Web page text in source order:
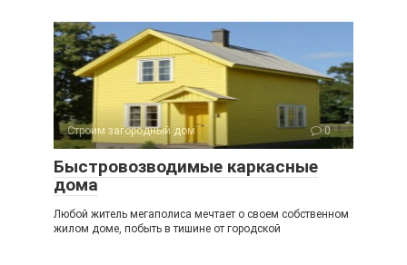
Строим загородный дом 0
Быстровозводимые каркасные
дома
Любой житель мегаполиса мечтает о своем собственном
жилом доме, побыть в тишине от городской